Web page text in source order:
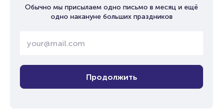
Обычно мы присылаем одно письмо в месяц и ещё
одно накануне больших праздников
Продолжить